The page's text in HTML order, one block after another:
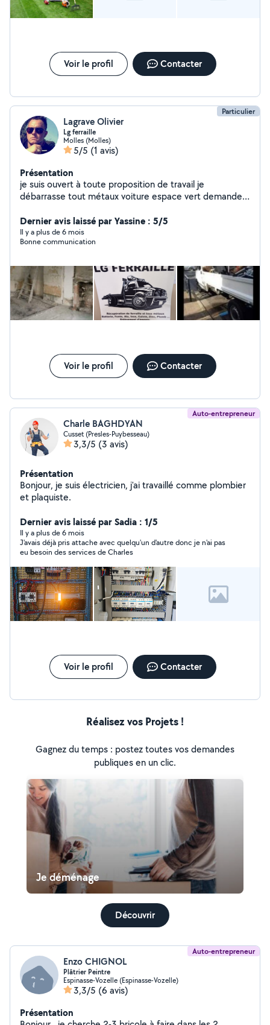
Voir le profil Contacter
Particulier
Lagrave Olivier
Lg ferraille
Molles (Molles)
5/5 (1 avis)
Présentation
je suis ouvert à toute proposition de travail je
débarrasse tout métaux voiture espace vert demandez-
Dernier avis laissé par Yassine : 5/5
Il y a plus de 6 mois
Bonne communication
Voir le profil Contacter
Auto-entrepreneur
Charle BAGHDYAN
Cusset (Presles-Puybesseau)
3,3/5 (3 avis)
Présentation
Bonjour, je suis électricien, j'ai travaillé comme plombier
et plaquiste.
Dernier avis laissé par Sadia : 1/5
Il y a plus de 6 mois
J'avais déjà pris attache avec quelqu'un d'autre donc je n'ai pas
eu besoin des services de Charles
Voir le profil Contacter
Réalisez vos Projets !
Gagnez du temps : postez toutes vos demandes
publiques en un clic.
Je déménage
Découvrir
Auto-entrepreneur
Enzo CHIGNOL
Plâtrier Peintre
Espinasse-Vozelle (Espinasse-Vozelle)
3,3/5 (6 avis)
Présentation